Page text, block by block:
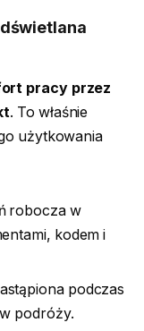
pracy przez
. To właśnie
użytkowania
robocza w
kodem i
podczas
podróży.